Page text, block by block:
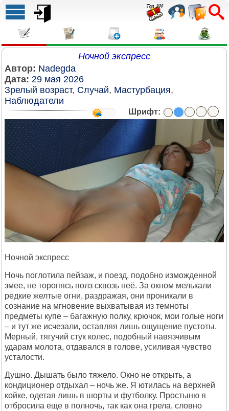
Ночной экспресс
Автор: Nadegda
Дата: 29 мая 2026
Зрелый возраст, Случай, Мастурбация,
Наблюдатели
Шрифт:
Ночной экспресс
Ночь поглотила пейзаж, и поезд, подобно изможденной
змее, не торопясь полз сквозь неё. За окном мелькали
редкие желтые огни, раздражая, они проникали в
сознание на мгновение выхватывая из темноты
предметы купе – багажную полку, крючок, мои голые ноги
– и тут же исчезали, оставляя лишь ощущение пустоты.
Мерный, тягучий стук колес, подобный навязчивым
ударам молота, отдавался в голове, усиливая чувство
усталости.
Душно. Дышать было тяжело. Окно не открыть, а
кондиционер отдыхал – ночь же. Я ютилась на верхней
койке, одетая лишь в шорты и футболку. Простыню я
отбросила еще в полночь, так как она грела, словно